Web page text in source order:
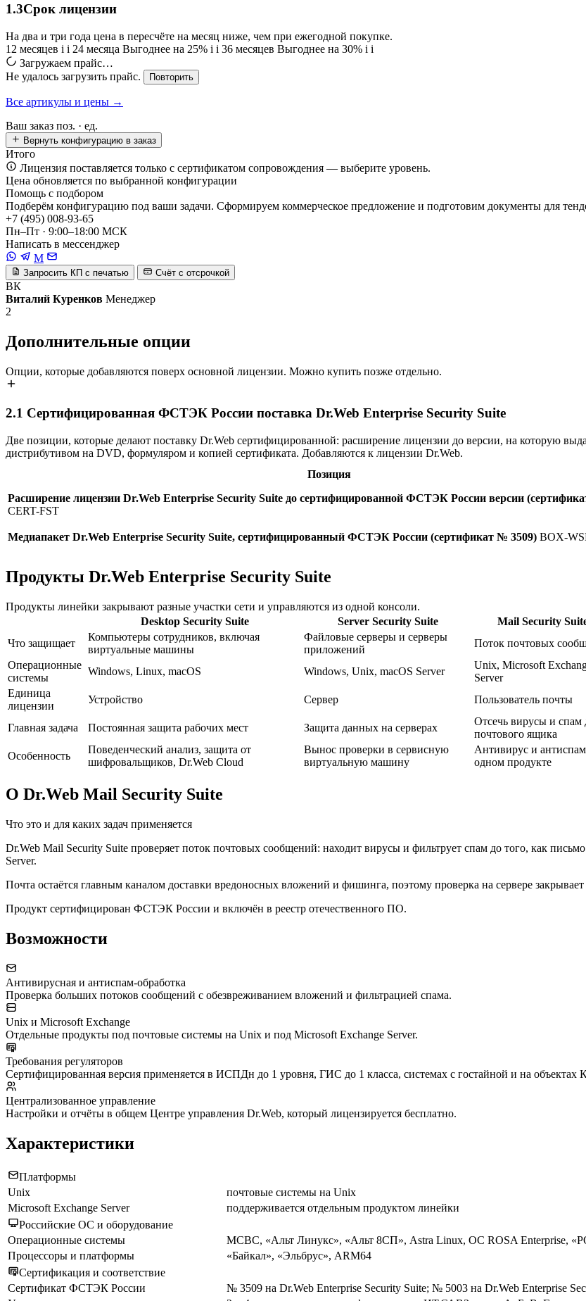
1.3Срок лицензии
На два и три года цена в пересчёте на месяц ниже, чем при ежегодной покупке.
12 месяцев i i 24 месяца Выгоднее на 25% i i 36 месяцев Выгоднее на 30% i i
Загружаем прайс…
Не удалось загрузить прайс.
Повторить
Все артикулы и цены →
Ваш заказ поз. · ед.
Вернуть конфигурацию в заказ
Итого
Лицензия поставляется только с сертификатом сопровождения — выберите уровень.
Цена обновляется по выбранной конфигурации
Помощь с подбором
Подберём конфигурацию под ваши задачи. Сформируем коммерческое предложение и подготовим документы для
+7 (495) 008-93-65
Пн–Пт · 9:00–18:00 МСК
Написать в мессенджер
M
Запросить КП с печатью Счёт с отсрочкой
ВК
Виталий Куренков Менеджер
2
Дополнительные опции
Опции, которые добавляются поверх основной лицензии. Можно купить позже отдельно.
2.1 Сертифицированная ФСТЭК России поставка Dr.Web Enterprise Security Suite
Две позиции, которые делают поставку Dr.Web сертифицированной: расширение лицензии до версии, на которую
дистрибутивом на DVD, формуляром и копией сертификата. Добавляются к лицензии Dr.Web.
Позиция
Расширение лицензии Dr.Web Enterprise Security Suite до сертифицированной ФСТЭК России версии
CERT-FST
Медиапакет Dr.Web Enterprise Security Suite, сертифицированный ФСТЭК России (сертификат № 3509) BOX-
Продукты Dr.Web Enterprise Security Suite
Продукты линейки закрывают разные участки сети и управляются из одной консоли.
Desktop Security Suite
Server Security Suite Mail Security
Что защищает
Компьютеры сотрудников, включая
виртуальные машины
Файловые серверы и серверы
приложений
Поток почтовых
Операционные
системы
Windows, Linux, macOS Windows, Unix, macOS Server
Unix, Microsoft
Server
Единица
лицензии
Устройство Сервер Пользователь почты
Главная задача Постоянная защита рабочих мест Защита данных на серверах
Отсечь вирусы и спам
почтового ящика
Особенность
Поведенческий анализ, защита от
шифровальщиков, Dr.Web Cloud
Вынос проверки в сервисную
виртуальную машину
Антивирус и
одном продукте
О Dr.Web Mail Security Suite
Что это и для каких задач применяется
Dr.Web Mail Security Suite проверяет поток почтовых сообщений: находит вирусы и фильтрует спам до того, как
Server.
Почта остаётся главным каналом доставки вредоносных вложений и фишинга, поэтому проверка на сервере
Продукт сертифицирован ФСТЭК России и включён в реестр отечественного ПО.
Возможности
Антивирусная и антиспам-обработка
Проверка больших потоков сообщений с обезвреживанием вложений и фильтрацией спама.
Unix и Microsoft Exchange
Отдельные продукты под почтовые системы на Unix и под Microsoft Exchange Server.
Требования регуляторов
Сертифицированная версия применяется в ИСПДн до 1 уровня, ГИС до 1 класса, системах с гостайной и на
Централизованное управление
Настройки и отчёты в общем Центре управления Dr.Web, который лицензируется бесплатно.
Характеристики
Платформы
Unix
почтовые системы на Unix
Microsoft Exchange Server
поддерживается отдельным продуктом линейки
Российские ОС и оборудование
Операционные системы
МСВС, «Альт Линукс», «Альт 8СП», Astra Linux, ОС ROSA Enterprise,
Процессоры и платформы
«Байкал», «Эльбрус», ARM64
Сертификация и соответствие
Сертификат ФСТЭК России
№ 3509 на Dr.Web Enterprise Security Suite; № 5003 на Dr.Web Enterprise